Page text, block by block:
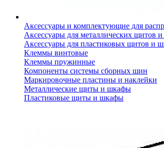
Аксессуары и комплектующие для
Аксессуары для металлических щитов
Аксессуары для пластиковых щитов и
Клеммы винтовые
Клеммы пружинные
Компоненты системы сборных шин
Маркировочные пластины и наклейки
Металлические щиты и шкафы
Пластиковые щиты и шкафы